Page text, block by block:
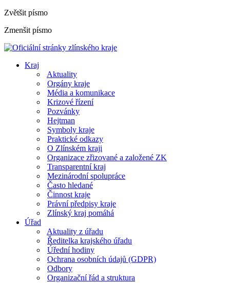
Zvětšit písmo
Zmenšit písmo
Kraj
Aktuality
Orgány kraje
Média a komunikace
Krizové řízení
Pozvánky
Hejtman
Symboly kraje
Praktické odkazy
O Zlínském kraji
Organizace zřizované a založené ZK
Transparentní kraj
Mezinárodní spolupráce
Často hledané
Činnost kraje
Právní předpisy kraje
Zlínský kraj pomáhá
Úřad
Aktuality z úřadu
Ředitelka krajského úřadu
Úřední hodiny
Ochrana osobních údajů (GDPR)
Odbory
Organizační řád a struktura